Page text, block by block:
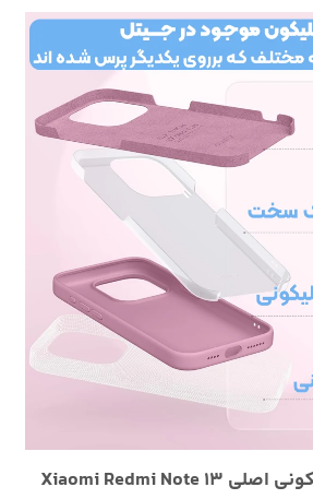
تفاوتهای گارد سیلیکونی اصلی Xiaomi Redmi Note 13